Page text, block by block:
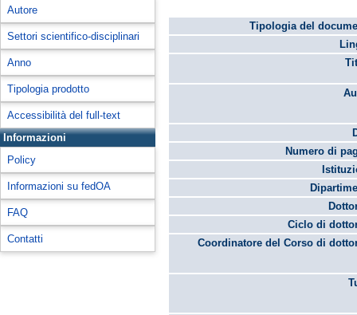
Autore
Settori scientifico-disciplinari
Anno
Tipologia prodotto
Accessibilità del full-text
Informazioni
Policy
Informazioni su fedOA
FAQ
Contatti
Tipologia del
Numero di
Ciclo di
Coordinatore del Corso di